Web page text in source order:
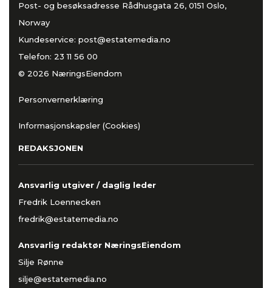
Post- og besøksadresse Rådhusgata 26, 0151 Oslo,
Norway
Kundeservice: post@estatemedia.no
Telefon: 23 11 56 00
© 2026 NæringsEiendom
Personvernerklæring
Informasjonskapsler (Cookies)
REDAKSJONEN
Ansvarlig utgiver / daglig leder
Fredrik Loennecken
fredrik@estatemedia.no
Ansvarlig redaktør NæringsEiendom
Silje Rønne
silje@estatemedia.no